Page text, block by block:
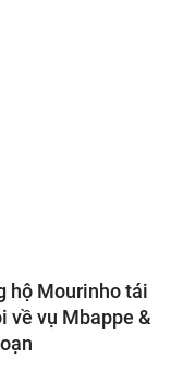
hộ Mourinho tái
về vụ Mbappe &